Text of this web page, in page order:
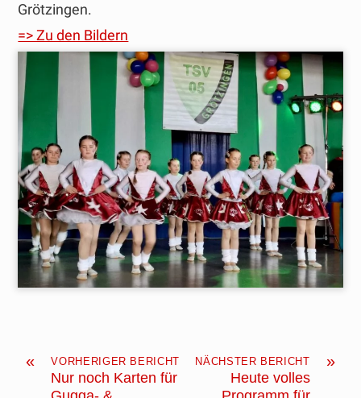
Grötzingen.
=> Zu den Bildern
« VORHERIGER BERICHT
Nur noch Karten für
»
NÄCHSTER BERICHT
Heute volles